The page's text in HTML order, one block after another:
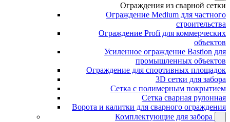
Ограждения из сварной сетки
Ограждение Medium для частного
строительства
Ограждение Profi для коммерческих
объектов
Усиленное ограждение Bastion для
промышленных объектов
Ограждение для спортивных площадок
3D сетки для забора
Сетка с полимерным покрытием
Сетка сварная рулонная
Ворота и калитки для сварного ограждения
Комплектующие для забора